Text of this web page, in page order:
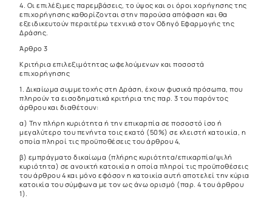
4. Οι επιλέξιμες παρεμβάσεις, το ύψος και οι όροι χορήγησης της
επιχορήγησης καθορίζονται στην παρούσα απόφαση και θα
εξειδικευτούν περαιτέρω τεχνικά στον Οδηγό Εφαρμογής της
Δράσης.
Άρθρο 3
Κριτήρια επιλεξιμότητας ωφελούμενων και ποσοστά
επιχορήγησης
1. Δικαίωμα συμμετοχής στη Δράση, έχουν φυσικά πρόσωπα, που
πληρούν τα εισοδηματικά κριτήρια της παρ. 3 του παρόντος
άρθρου και διαθέτουν:
α) Την πλήρη κυριότητα ή την επικαρπία σε ποσοστό ίσο ή
μεγαλύτερο του πενήντα τοις εκατό (50%) σε κλειστή κατοικία, η
οποία πληροί τις προϋποθέσεις του άρθρου 4,
β) εμπράγματο δικαίωμα (πλήρης κυριότητα/επικαρπία/ψιλή
κυριότητα) σε ανοικτή κατοικία η οποία πληροί τις προϋποθέσεις
του άρθρου 4 και μόνο εφόσον η κατοικία αυτή αποτελεί την κύρια
κατοικία του σύμφωνα με τον ως άνω ορισμό (παρ. 4 του άρθρου
1).